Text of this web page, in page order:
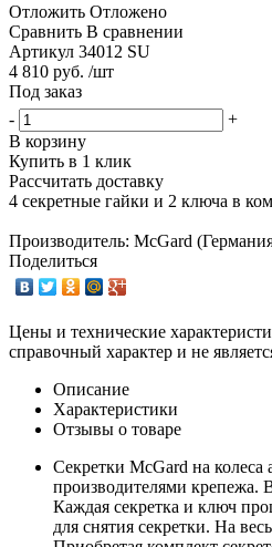
Отложить Отложено
Сравнить В сравнении
Артикул 34012 SU
4 810 руб. /шт
Под заказ
-
+
В корзину
Купить в 1 клик
Рассчитать доставку
4 секретные гайки и 2 ключа в
Производитель: McGard
Поделиться
Цены и технические
справочный характер и не
Описание
Характеристики
Отзывы о товаре
Секретки McGard на
производителями крепежа.
Каждая секретка и ключ
для снятия секретки. На